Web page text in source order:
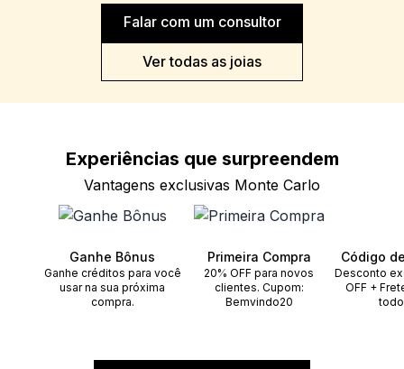
Falar com um consultor
Ver todas as joias
Experiências que surpreendem
Vantagens exclusivas Monte Carlo
Ganhe Bônus
Ganhe créditos para você
usar na sua próxima
compra.
Primeira Compra
20% OFF para novos
clientes. Cupom:
Bemvindo20
Código
Desconto
OFF +